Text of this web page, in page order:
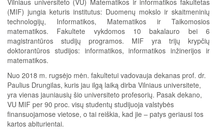
Vilniaus universiteto (VU) Matematikos ir informatikos fakultetas
(MIF) jungia keturis institutus: Duomenų mokslo ir skaitmeninių
technologijų, Informatikos, Matematikos ir Taikomosios
matematikos. Fakultete vykdomos 10 bakalauro bei 6
magistrantūros studijų programos. MIF yra trijų krypčių
doktorantūros studijos: informatikos, informatikos inžinerijos ir
matematikos.
Nuo 2018 m. rugsėjo mėn. fakultetui vadovauja dekanas prof. dr.
Paulius Drungilas, kuris jau ilgą laiką dirba Vilniaus universitete,
yra vienas jauniausių šio universiteto profesorių. Pasak dekano,
VU MIF per 90 proc. visų studentų studijuoja valstybės
finansuojamose vietose, o tai reiškia, kad jie – patys geriausi tos
kartos abiturientai.